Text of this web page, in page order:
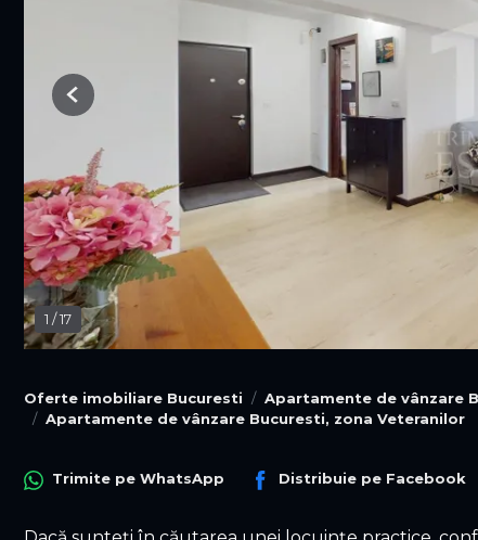
1 /17
Previous
Oferte imobiliare Bucuresti
Apartamente de vânzare
Apartamente de vânzare Bucuresti, zona Veteranilor
Trimite pe WhatsApp Distribuie pe Facebook